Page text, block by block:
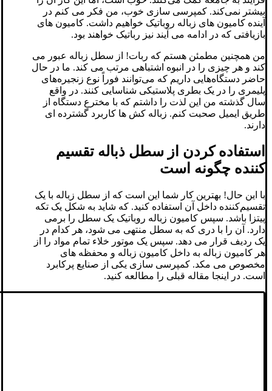
بیشتر نمی‌کند. کمپرسی سازی خوب، من فکر می کنم در
آینده کامیون های زباله روباتیک خواهیم داشت. کامیون های
بازیافتی که در ادامه می آیند نیز رباتیک خواهند بود.
من همچنین مطمئن هستم که ربات! از سطل زباله عبور می
کند و هر چیزی را در انبوه اشتباهی مرتب می کند. ما در حال
حاضر دستگاه‌هایی داریم که می‌توانند فوراً نوع زنجیره‌های
پلیمری را در یک بطری پلاستیکی شناسایی کنند. در واقع
سال گذشته من این لذت را داشتم که با مخترع دستگاه از
طریق ایمیل صحبت کنم. زباله کش ها کاربرد گشترده ای
دارند.
استفاده کردن از سطل ذباله تقسیم
کننده چگونه است
با این حال! بهترین کار شما این است که از سطل زباله با یک
تقسیم‌کننده داخل آن استفاده کنید. که شاید به شکل یک تکه
پیتزا باشد. سپس کامیون زباله روباتیک یک سطل را برمی
دارد. آن را با دری که به سطل منتهی می شود، هر کدام در
یک ردیف قرار می دهد. سپس یک موتور خلاء تمام مواد را از
هر کامیون زباله به داخل کامیون زباله و محفظه های
مخصوص می مکد. کمپرسی سازی یکی از صنایع پرکابرد
است. در اینجا مقاله قبلی را مطالعه کنید.